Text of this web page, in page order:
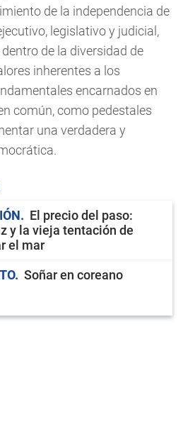
de la independencia de
legislativo y judicial,
de la diversidad de
inherentes a los
encarnados en
común, como pedestales
una verdadera y
El precio del paso:
y la vieja tentación de
el mar
Soñar en coreano